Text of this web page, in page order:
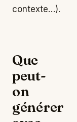
contexte…).
Que
peut-
on
générer